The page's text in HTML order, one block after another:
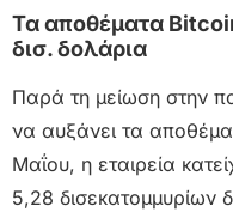
Τα αποθέματα
δισ. δολάρια
Παρά τη μείωση στην
να αυξάνει τα
Μαΐου, η εταιρεία
5,28 δισεκατομμυρίων